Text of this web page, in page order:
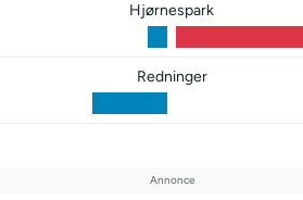
Hjørnespark
Redninger